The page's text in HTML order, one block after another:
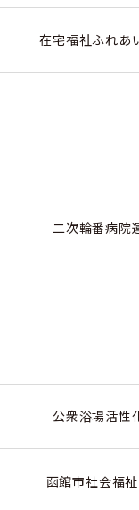
在宅福祉ふれあ
二次輪番病院
公衆浴場活性
函館市社会福